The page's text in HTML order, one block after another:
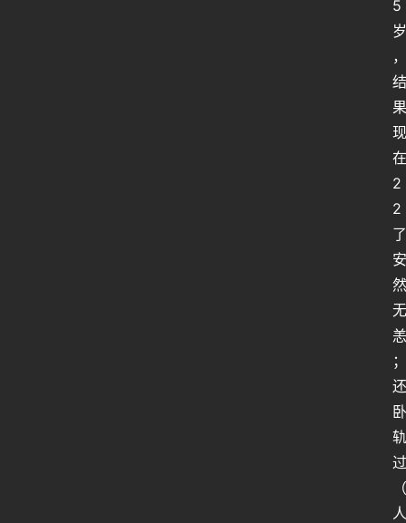
5
岁
，
结
果
现
在
2
2
了
安
然
无
恙
；
还
卧
轨
过
（
人